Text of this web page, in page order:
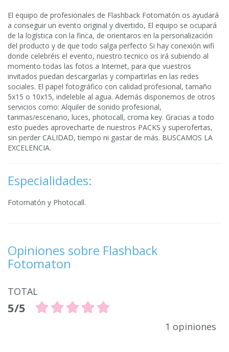
El equipo de profesionales de Flashback Fotomatón os ayudará
a conseguir un evento original y divertido, El equipo se ocupará
de la logística con la finca, de orientaros en la personalización
del producto y de que todo salga perfecto Si hay conexión wifi
donde celebréis el evento, nuestro tecnico os irá subiendo al
momento todas las fotos a Internet, para que vuestros
invitados puedan descargarlas y compartirlas en las redes
sociales. El papel fotográfico con calidad profesional, tamaño
5x15 o 10x15, indeleble al agua. Además disponemos de otros
servicios como: Alquiler de sonido profesional,
tarimas/escenario, luces, photocall, croma key. Gracias a todo
esto puedes aprovecharte de nuestros PACKS y superofertas,
sin perder CALIDAD, tiempo ni gastar de más. BUSCAMOS LA
EXCELENCIA.
Especialidades:
Fotomatón y Photocall.
Opiniones sobre Flashback
Fotomaton
TOTAL
5/5
1 opiniones